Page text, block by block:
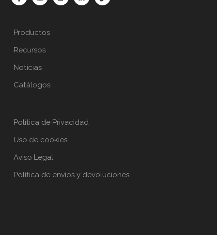
Productos
Recursos
Noticias
Catálogos
Política de Privacidad
Uso de cookies
Aviso Legal
Política de envíos y devoluciones